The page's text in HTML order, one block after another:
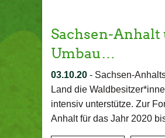
Sachsen-
Umbau…
03.10.20 - Sachsen-
Land die
intensiv unterstütze. Zur
Anhalt für das Jahr 2020